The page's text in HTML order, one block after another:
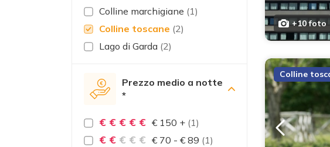
Colline marchigiane (1)
Colline toscane (2)
Lago di Garda (2)
Prezzo medio a notte
*
€ € € € € € 150 + (1)
€ € € € € € 70 - € 89 (1)
+10 foto
Colline